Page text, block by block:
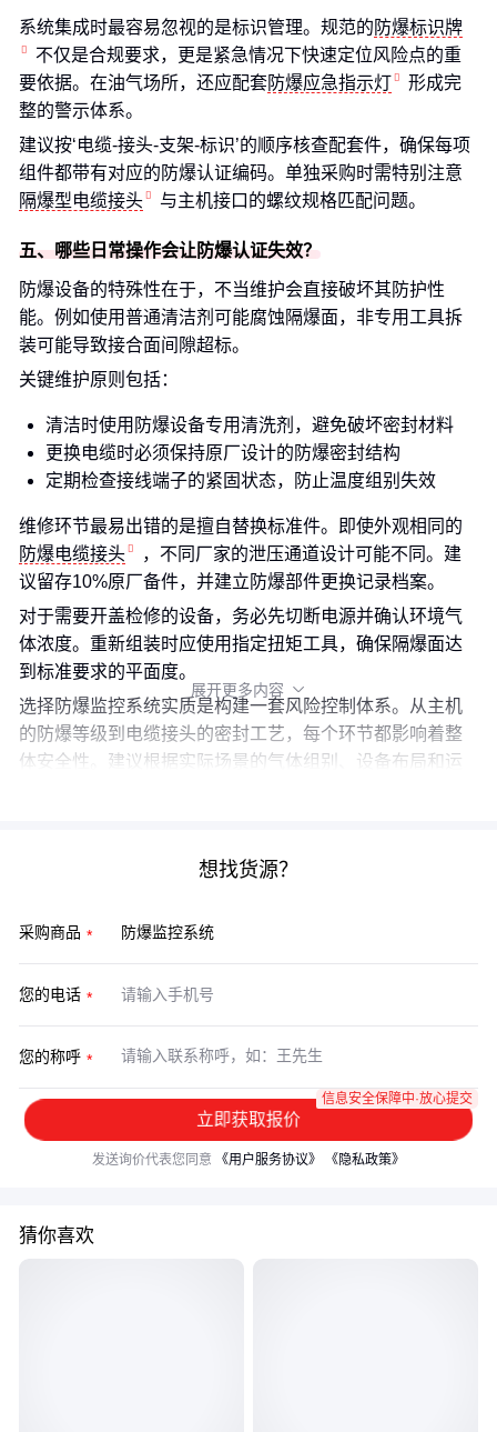
系统集成时最容易忽视的是标识管理。规范的 防爆标识牌
不仅是合规要求，更是紧急情况下快速定位风险点的重
要依据。在油气场所，还应配套防爆应急指示灯
形成完
整的警示体系。
建议按‘电缆-接头-支架-标识’的顺序核查配套件，确保每项
组件都带有对应的防爆认证编码。单独采购时需特别注意
隔爆型电缆接头
与主机接口的螺纹规格匹配问题。
五、哪些日常操作会让防爆认证失效？
防爆设备的特殊性在于，不当维护会直接破坏其防护性
能。例如使用普通清洁剂可能腐蚀隔爆面，非专用工具拆
装可能导致接合面间隙超标。
关键维护原则包括：
清洁时使用防爆设备专用清洗剂，避免破坏密封材料
更换电缆时必须保持原厂设计的防爆密封结构
定期检查接线端子的紧固状态，防止温度组别失效
维修环节最易出错的是擅自替换标准件。即使外观相同的
防爆电缆接头
，不同厂家的泄压通道设计可能不同。建
议留存10%原厂备件，并建立防爆部件更换记录档案。
对于需要开盖检修的设备，务必先切断电源并确认环境气
体浓度。重新组装时应使用指定扭矩工具，确保隔爆面达
到标准要求的平面度。
选择防爆监控系统实质是构建一套风险控制体系。从主机
的防爆等级到电缆接头的密封工艺，每个环节都影响着整
体安全性。建议根据实际场景的气体组别、设备布局和运
展开更多内容 
想找货源？
采购商品
您的电话
您的称呼
立即获取报价
信息安全保障中·放心提交
发送询价代表您同意 《用户服务协议》 《隐私政策》
猜你喜欢